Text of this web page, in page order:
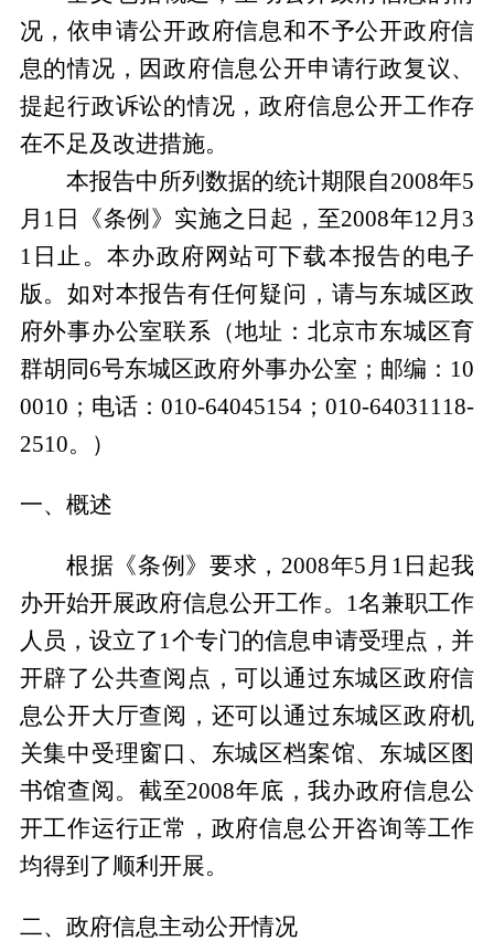
况，依申请公开政府信息和不予公开政府信
息的情况，因政府信息公开申请行政复议、
提起行政诉讼的情况，政府信息公开工作存
在不足及改进措施。
本报告中所列数据的统计期限自2008年5
月1日《条例》实施之日起，至2008年12月3
1日止。本办政府网站可下载本报告的电子
版。如对本报告有任何疑问，请与东城区政
府外事办公室联系（地址：北京市东城区育
群胡同6号东城区政府外事办公室；邮编：10
0010；电话：010-64045154；010-64031118-
2510。）
一、概述
根据《条例》要求，2008年5月1日起我
办开始开展政府信息公开工作。1名兼职工作
人员，设立了1个专门的信息申请受理点，并
开辟了公共查阅点，可以通过东城区政府信
息公开大厅查阅，还可以通过东城区政府机
关集中受理窗口、东城区档案馆、东城区图
书馆查阅。截至2008年底，我办政府信息公
开工作运行正常，政府信息公开咨询等工作
均得到了顺利开展。
二、政府信息主动公开情况